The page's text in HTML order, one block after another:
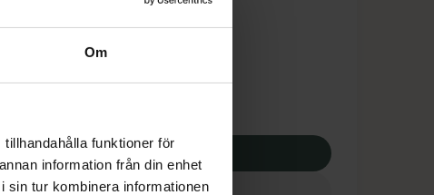
Om
funktioner för
information från din enhet
sin tur kombinera informationen
kr
Köp via ditt recept